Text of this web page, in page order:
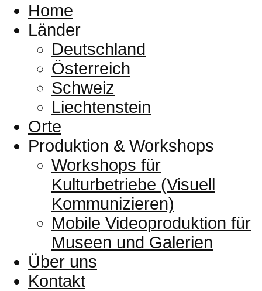
Home
Länder
Deutschland
Österreich
Schweiz
Liechtenstein
Orte
Produktion & Workshops
Workshops für
Kulturbetriebe (Visuell
Kommunizieren)
Mobile Videoproduktion für
Museen und Galerien
Über uns
Kontakt